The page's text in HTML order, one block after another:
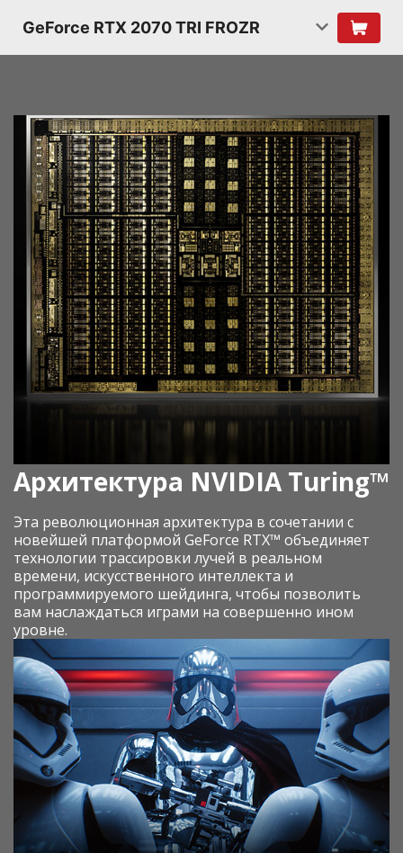
GeForce RTX 2070 TRI FROZR
Архитектура NVIDIA Turing™
Эта революционная архитектура в сочетании с
новейшей платформой GeForce RTX™ объединяет
технологии трассировки лучей в реальном
времени, искусственного интеллекта и
программируемого шейдинга, чтобы позволить
вам наслаждаться играми на совершенно ином
уровне.